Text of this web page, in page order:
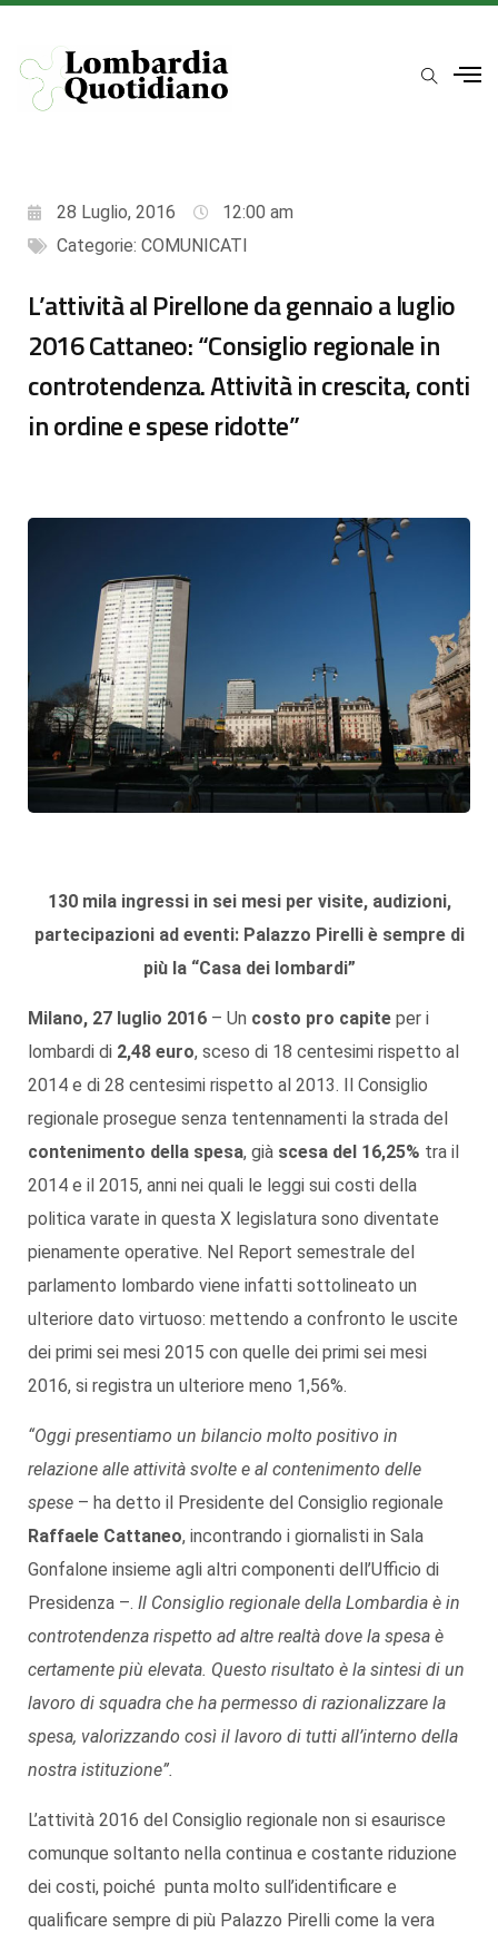
28 Luglio, 2016
12:00 am
Categorie: COMUNICATI
L’attività al Pirellone da gennaio a luglio
2016 Cattaneo: “Consiglio regionale in
controtendenza. Attività in crescita, conti
in ordine e spese ridotte”
130 mila ingressi in sei mesi per visite, audizioni,
partecipazioni ad eventi: Palazzo Pirelli è sempre di
più la “Casa dei lombardi”
Milano, 27 luglio 2016 – Un costo pro capite per i
lombardi di 2,48 euro, sceso di 18 centesimi rispetto al
2014 e di 28 centesimi rispetto al 2013. Il Consiglio
regionale prosegue senza tentennamenti la strada del
contenimento della spesa, già scesa del 16,25% tra il
2014 e il 2015, anni nei quali le leggi sui costi della
politica varate in questa X legislatura sono diventate
pienamente operative. Nel Report semestrale del
parlamento lombardo viene infatti sottolineato un
ulteriore dato virtuoso: mettendo a confronto le uscite
dei primi sei mesi 2015 con quelle dei primi sei mesi
2016, si registra un ulteriore meno 1,56%.
“Oggi presentiamo un bilancio molto positivo in
relazione alle attività svolte e al contenimento delle
spese – ha detto il Presidente del Consiglio regionale
Raffaele Cattaneo, incontrando i giornalisti in Sala
Gonfalone insieme agli altri componenti dell’Ufficio di
Presidenza –. Il Consiglio regionale della Lombardia è in
controtendenza rispetto ad altre realtà dove la spesa è
certamente più elevata. Questo risultato è la sintesi di un
lavoro di squadra che ha permesso di razionalizzare la
spesa, valorizzando così il lavoro di tutti all’interno della
nostra istituzione”.
L’attività 2016 del Consiglio regionale non si esaurisce
comunque soltanto nella continua e costante riduzione
dei costi, poiché punta molto sull’identificare e
qualificare sempre di più Palazzo Pirelli come la vera